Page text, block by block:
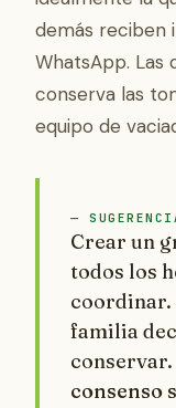
demás reciben
WhatsApp. Las
conserva las
equipo de
—
Crear un
todos los
coordinar.
familia
conservar.
consenso